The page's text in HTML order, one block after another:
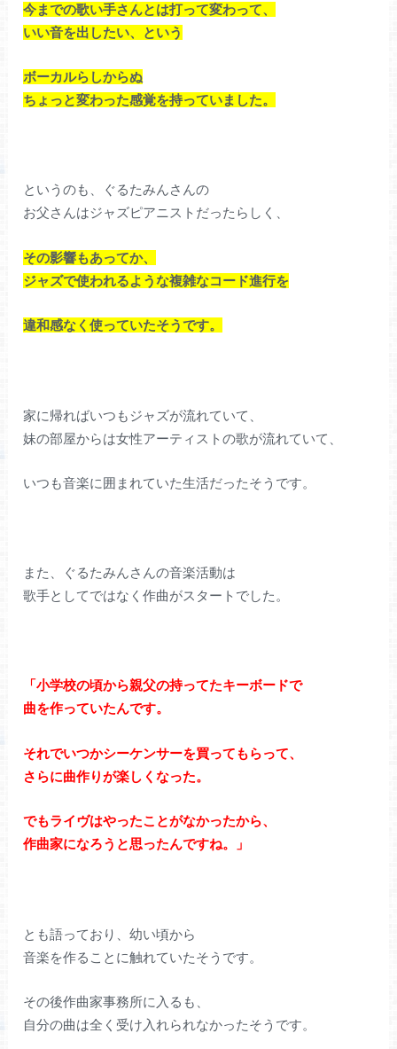
今までの歌い手さんとは打って変わって、
いい音を出したい、という
ボーカルらしからぬ
ちょっと変わった感覚を持っていました。
というのも、ぐるたみんさんの
お父さんはジャズピアニストだったらしく、
その影響もあってか、
ジャズで使われるような複雑なコード進行を
違和感なく使っていたそうです。
家に帰ればいつもジャズが流れていて、
妹の部屋からは女性アーティストの歌が流れていて、
いつも音楽に囲まれていた生活だったそうです。
また、ぐるたみんさんの音楽活動は
歌手としてではなく作曲がスタートでした。
「小学校の頃から親父の持ってたキーボードで
曲を作っていたんです。
それでいつかシーケンサーを買ってもらって、
さらに曲作りが楽しくなった。
でもライヴはやったことがなかったから、
作曲家になろうと思ったんですね。」
とも語っており、幼い頃から
音楽を作ることに触れていたそうです。
その後作曲家事務所に入るも、
自分の曲は全く受け入れられなかったそうです。